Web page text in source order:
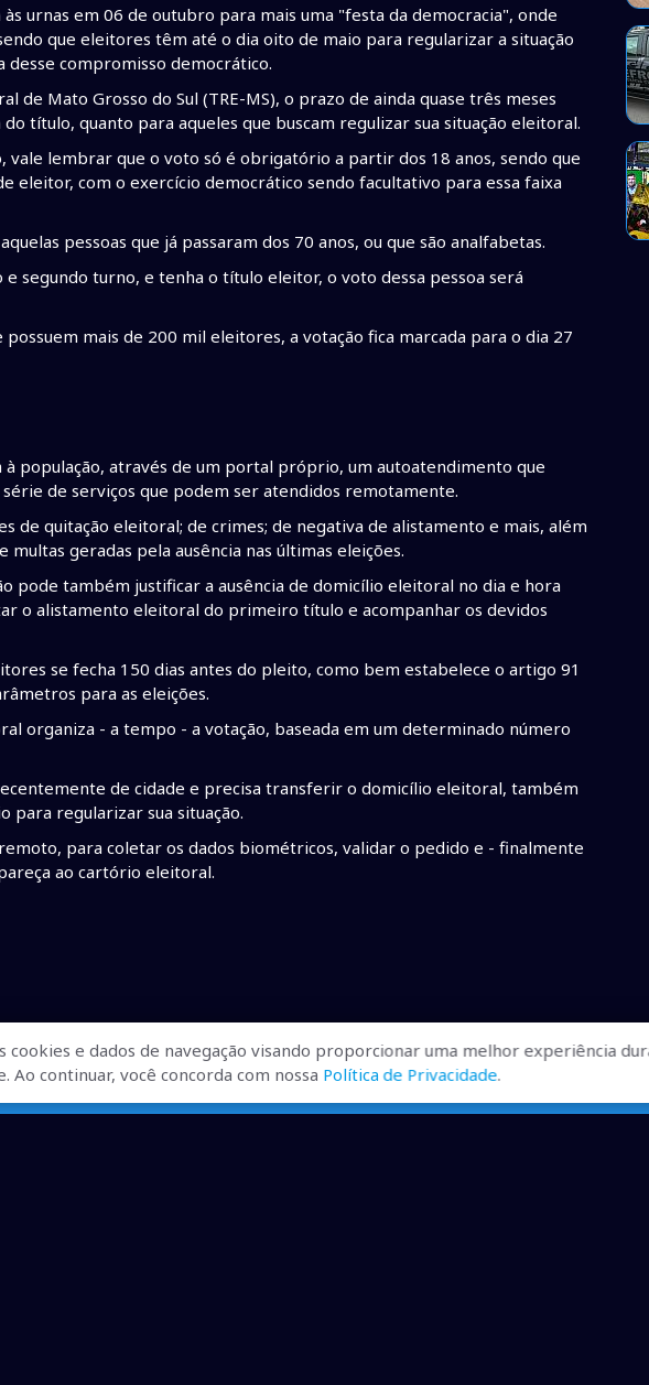
urnas em 06 de outubro para mais uma "festa da democracia", onde
que eleitores têm até o dia oito de maio para regularizar a situação
compromisso democrático.
de Mato Grosso do Sul (TRE-MS), o prazo de ainda quase três meses
título, quanto para aqueles que buscam regulizar sua situação eleitoral.
lembrar que o voto só é obrigatório a partir dos 18 anos, sendo que
eleitor, com o exercício democrático sendo facultativo para essa faixa
pessoas que já passaram dos 70 anos, ou que são analfabetas.
segundo turno, e tenha o título eleitor, o voto dessa pessoa será
mais de 200 mil eleitores, a votação fica marcada para o dia 27
população, através de um portal próprio, um autoatendimento que
de serviços que podem ser atendidos remotamente.
de quitação eleitoral; de crimes; de negativa de alistamento e mais, além
geradas pela ausência nas últimas eleições.
pode também justificar a ausência de domicílio eleitoral no dia e hora
o alistamento eleitoral do primeiro título e acompanhar os devidos
se fecha 150 dias antes do pleito, como bem estabelece o artigo 91
para as eleições.
organiza - a tempo - a votação, baseada em um determinado número
de cidade e precisa transferir o domicílio eleitoral, também
para regularizar sua situação.
para coletar os dados biométricos, validar o pedido e - finalmente
ao cartório eleitoral.
cookies e dados de navegação visando proporcionar uma melhor experiência
Ao continuar, você concorda com nossa Política de Privacidade.